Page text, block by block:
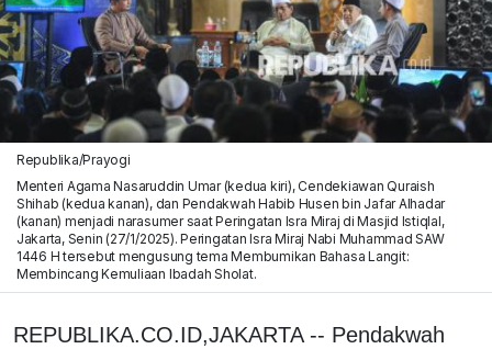
Republika/Prayogi
Menteri Agama Nasaruddin Umar (kedua kiri), Cendekiawan Quraish
Shihab (kedua kanan), dan Pendakwah Habib Husen bin Jafar Alhadar
(kanan) menjadi narasumer saat Peringatan Isra Miraj di Masjid Istiqlal,
Jakarta, Senin (27/1/2025). Peringatan Isra Miraj Nabi Muhammad SAW
1446 H tersebut mengusung tema Membumikan Bahasa Langit:
Membincang Kemuliaan Ibadah Sholat.
REPUBLIKA.CO.ID,JAKARTA -- Pendakwah